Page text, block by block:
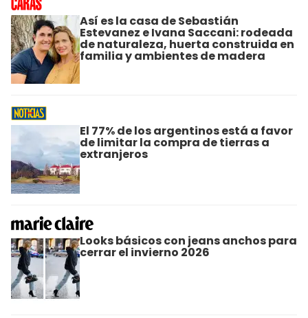
Así es la casa de Sebastián
Estevanez e Ivana Saccani: rodeada
de naturaleza, huerta construida en
familia y ambientes de madera
El 77% de los argentinos está a favor
de limitar la compra de tierras a
extranjeros
Looks básicos con jeans anchos para
cerrar el invierno 2026